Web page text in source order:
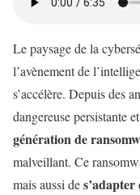
Le paysage de la
l’avènement de
s’accélère. Depuis des
dangereuse persistante
génération de
malveillant. Ce
mais aussi de